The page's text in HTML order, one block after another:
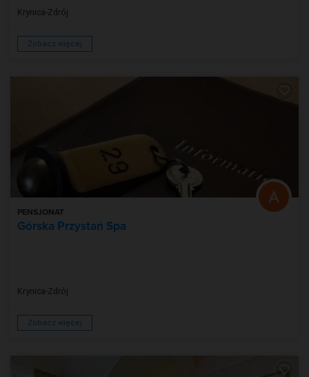
Krynica-Zdrój
Zobacz więcej
PENSJONAT
Górska Przystań Spa
Krynica-Zdrój
Zobacz więcej